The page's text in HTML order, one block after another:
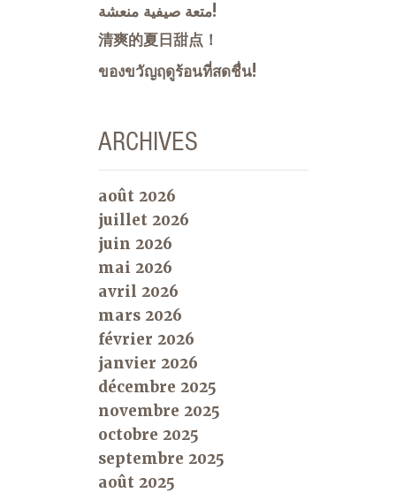
متعة صيفية منعشة!
清爽的夏日甜点！
ของขวัญฤดูร้อนที่สดชื่น!
ARCHIVES
août 2026
juillet 2026
juin 2026
mai 2026
avril 2026
mars 2026
février 2026
janvier 2026
décembre 2025
novembre 2025
octobre 2025
septembre 2025
août 2025